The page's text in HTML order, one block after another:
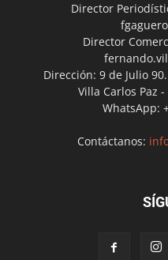
Director
Director
Dirección: 9 de Julio
Villa Carlos Paz
WhatsApp:
Contáctanos: